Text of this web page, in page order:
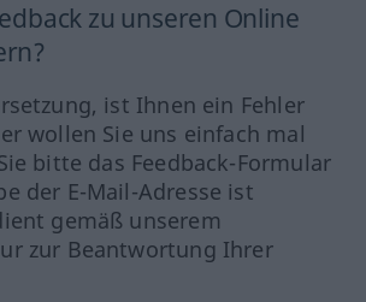
zu unseren Online
ist Ihnen ein Fehler
wollen Sie uns einfach mal
bitte das Feedback-Formular
der E-Mail-Adresse ist
gemäß unserem
zur Beantwortung Ihrer